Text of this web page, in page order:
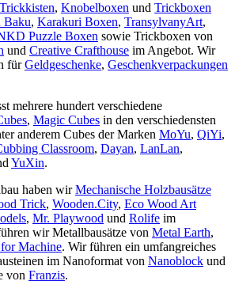
Trickkisten, Knobelboxen und Trickboxen
Baku, Karakuri Boxen, TransylvanyArt,
Puzzle Boxen sowie Trickboxen von
und Creative Crafthouse im Angebot. Wir
fürGeldgeschenke, Geschenkverpackungen
mehrere hundert verschiedene
, Magic Cubes in den verschiedensten
anderem Cubes der Marken MoYu, QiYi,
Classroom, Dayan, LanLan,
YuXin.
haben wirMechanische Holzbausätze
Trick, Wooden.City, Eco Wood Art
, Mr. Playwood und Rolife im
wir Metallbausätze von Metal Earth,
Machine. Wir führen ein umfangreiches
im Nanoformat von Nanoblock und
von Franzis.